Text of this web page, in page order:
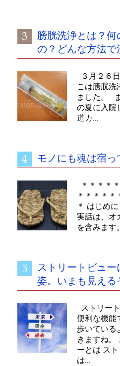
膀胱洗浄とは？何
の？どんな方法で
３月２６
こは膀胱洗
ました。
の夏に入院
道カ...
モノにも魂は宿っ
＊＊＊＊
＊＊＊＊＊
＊ はじめ
実話は、オ
を含みます
ストリートビュー
姿。いまも見える
ストリー
便利な機能
歩いている
きますね。
ーとは ス
は...